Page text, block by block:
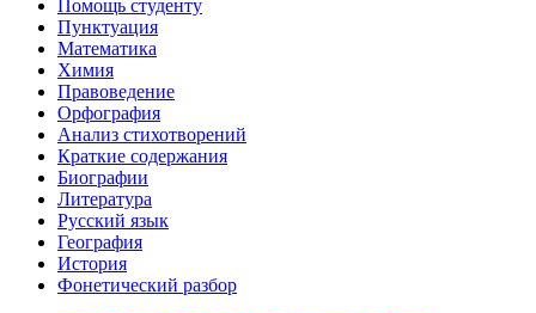
Помощь студенту
Пунктуация
Математика
Химия
Правоведение
Орфография
Анализ стихотворений
Краткие содержания
Биографии
Литература
Русский язык
География
История
Фонетический разбор